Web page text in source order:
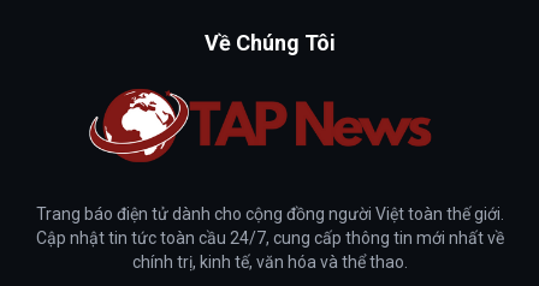
Về Chúng Tôi
Trang báo điện tử dành cho cộng đồng người Việt toàn thế giới.
Cập nhật tin tức toàn cầu 24/7, cung cấp thông tin mới nhất về
chính trị, kinh tế, văn hóa và thể thao.